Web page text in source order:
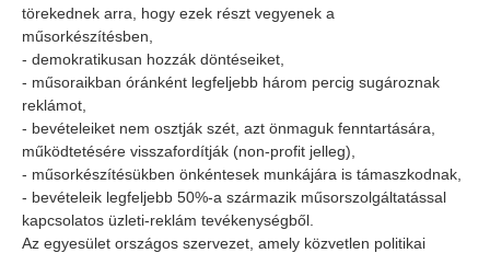
törekednek arra, hogy ezek részt vegyenek a
műsorkészítésben,
- demokratikusan hozzák döntéseiket,
- műsoraikban óránként legfeljebb három percig sugároznak
reklámot,
- bevételeiket nem osztják szét, azt önmaguk fenntartására,
működtetésére visszafordítják (non-profit jelleg),
- műsorkészítésükben önkéntesek munkájára is támaszkodnak,
- bevételeik legfeljebb 50%-a származik műsorszolgáltatással
kapcsolatos üzleti-reklám tevékenységből.
Az egyesület országos szervezet, amely közvetlen politikai